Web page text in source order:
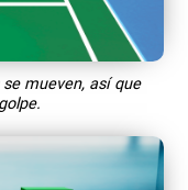
mueven, así que